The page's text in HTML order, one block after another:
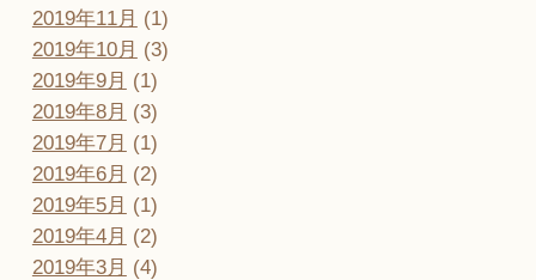
2019年11月 (1)
2019年10月 (3)
2019年9月 (1)
2019年8月 (3)
2019年7月 (1)
2019年6月 (2)
2019年5月 (1)
2019年4月 (2)
2019年3月 (4)